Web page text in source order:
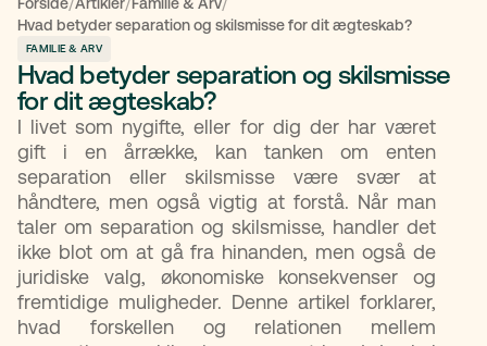
Hvad betyder separation og skilsmisse for dit ægteskab?
FAMILIE & ARV
Hvad betyder separation og skilsmisse
for dit ægteskab?
I livet som nygifte, eller for dig der har været
gift i en årrække, kan tanken om enten
separation eller skilsmisse være svær at
håndtere, men også vigtig at forstå. Når man
taler om separation og skilsmisse, handler det
ikke blot om at gå fra hinanden, men også de
juridiske valg, økonomiske konsekvenser og
fremtidige muligheder. Denne artikel forklarer,
hvad forskellen og relationen mellem